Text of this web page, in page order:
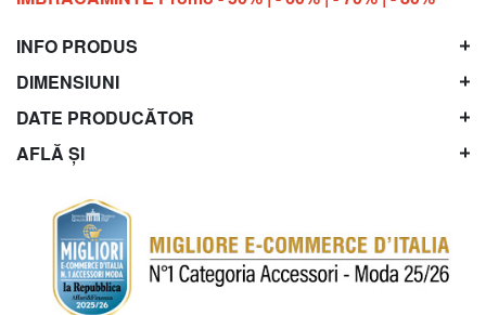
INFO PRODUS
DIMENSIUNI
DATE PRODUCĂTOR
AFLĂ ȘI